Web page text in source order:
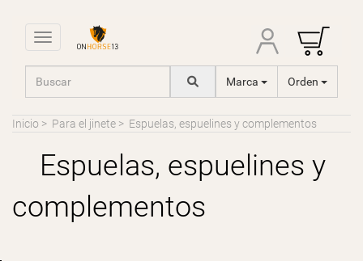
Toggle navigation
Marca Orden
Inicio > Para el jinete > Espuelas, espuelines y complementos
Espuelas, espuelines y
complementos